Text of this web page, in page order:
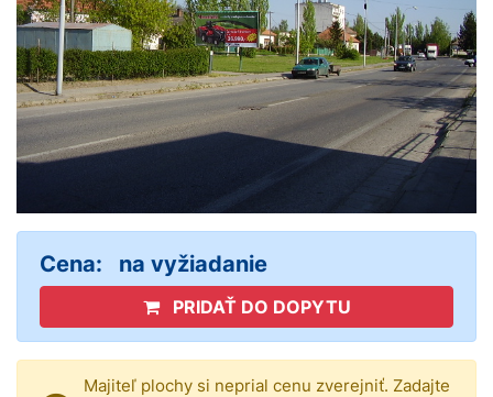
Cena: na vyžiadanie
PRIDAŤ DO DOPYTU
Majiteľ plochy si neprial cenu zverejniť. Zadajte